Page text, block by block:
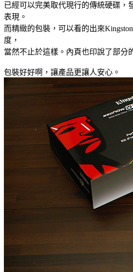
已經可以完美取代現行的傳統硬碟，
表現。
而精緻的包裝，可以看的出來
度，
當然不止於這樣。內頁也印說了部分
包裝好好啊，讓產品更讓人安心。